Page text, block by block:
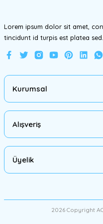
Lorem ipsum dolor sit amet,
tincidunt id turpis est platea sed.
Kurumsal
Alışveriş
Üyelik
2026 Copyright